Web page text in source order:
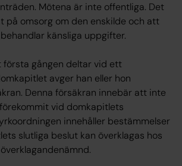
Mötena är inte offentliga. Det
på omsorg om den enskilde och att
känsliga uppgifter.
första gången deltar vid ett
avger han eller hon
Denna försäkran innebär att inte
vid domkapitlets
innehåller bestämmelser
slutliga beslut kan överklagas hos